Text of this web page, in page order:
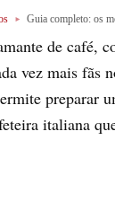
Guia completo: os
de café,
vez mais fãs
preparar
italiana